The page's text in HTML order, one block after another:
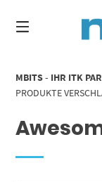
zum
Inhalt
MBITS - IHR ITK
PRODUKTE